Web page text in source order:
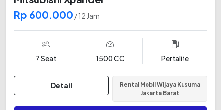
Rp 600.000 / 12 Jam
7 Seat 1500 CC Pertalite
Detail
Rental Mobil Wijaya Kusuma
Jakarta Barat